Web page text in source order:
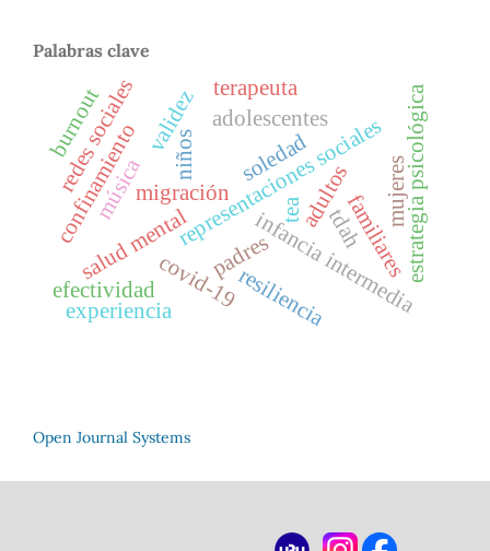
Palabras clave
representaciones sociales
niños
infancia intermedia
migración
padres
música
covid-19
salud mental estrategia psicológica
teaadultos
soledad
confinamiento
adolescentes
redes sociales
resiliencia
efectividad
validez terapeuta
experiencia
familiares
mujeres
tdah
burnout
Open Journal Systems